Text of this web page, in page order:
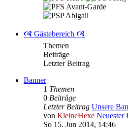
🙧 Gästebereich 🙧
Themen
Beiträge
Letzter Beitrag
Banner
1 Themen
0 Beiträge
Letzter Beitrag Unsere
von KleineHexe Neuester
So 15. Jun 2014, 14:46